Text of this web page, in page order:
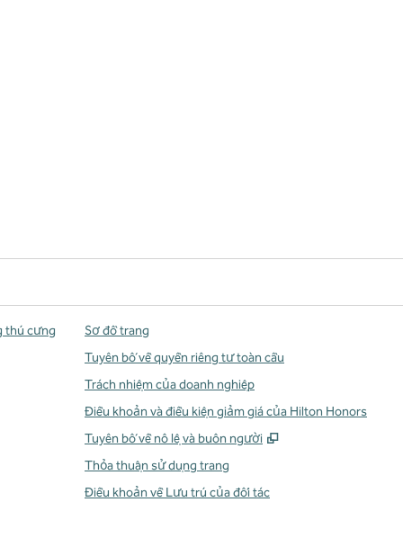
thú cưng
Sơ đồ trang
Tuyên bố về quyền riêng tư toàn cầu
Trách nhiệm của doanh nghiệp
Điều khoản và điều kiện giảm giá của Hilton Honors
Tuyên bố về nô lệ và buôn người
,
Thỏa thuận sử dụng trang
Điều khoản về Lưu trú của đối tác